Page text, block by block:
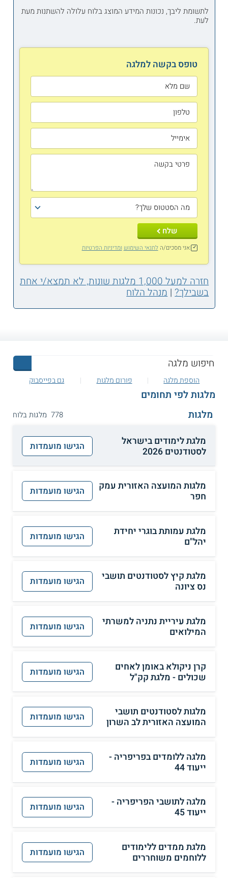
לתשומת ליבך, נכונות המידע המוצג בלוח עלולה להשתנות מעת
לעת.
טופס בקשה למלגה
שלח
אני מסכים/הלתנאי השימוש ומדיניות הפרטיות
חזרה למעל 1,000 מלגות שונות, לא תמצא/י אחת
בשבילך?|מנהל הלוח
הוספת מלגה פורום מלגות גם בפייסבוק
מלגות לפי תחומים
מלגות
778 מלגות בלוח
מלגת לימודים בישראל
לסטודנטים 2026
הגישו מועמדות
מלגות המועצה האזורית עמק
חפר
הגישו מועמדות
מלגת עמותת בוגרי יחידת
יהל"ם
הגישו מועמדות
מלגת קיץ לסטודנטים תושבי
נס ציונה
הגישו מועמדות
מלגת עיריית נתניה למשרתי
המילואים
הגישו מועמדות
קרן ניקולא באומן לאחים
שכולים - מלגת קק"ל
הגישו מועמדות
מלגות לסטודנטים תושבי
המועצה האזורית לב השרון
הגישו מועמדות
מלגה ללומדים בפריפריה -
ייעוד 44
הגישו מועמדות
מלגה לתושבי הפריפריה -
ייעוד 45
הגישו מועמדות
מלגת ממדים ללימודים
ללוחמים משוחררים
הגישו מועמדות